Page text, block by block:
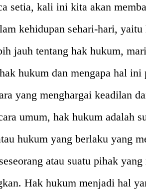
setia, kali ini kita akan
kehidupan sehari-hari, yaitu
jauh tentang hak hukum,
hukum dan mengapa hal ini
yang menghargai keadilan
umum, hak hukum adalah
hukum yang berlaku yang
atau suatu pihak yang
Hak hukum menjadi hal